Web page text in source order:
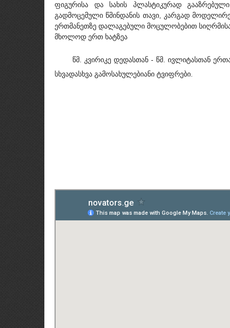
ფიგურისა და სახის პლასტიკურად
გადმოცემული წმინდანის თავი, კარგად
ერთმანეთზე დალაგებული მოცულობებით
მხოლოდ ერთ ხატზეა
წმ. კვირიკე დედასთან - წმ. ივლიტასთან
სხვადასხვა გამოსახულებიანი ტვიფრები.